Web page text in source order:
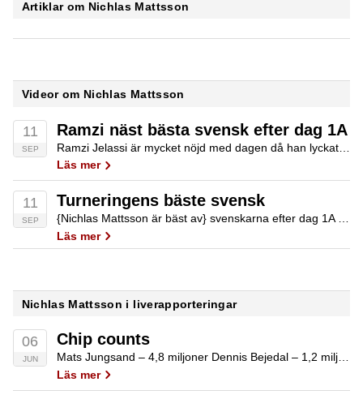
Artiklar om Nichlas Mattsson
Videor om Nichlas Mattsson
11
SEP
Ramzi näst bästa svensk efter dag 1A
Läs mer
11
SEP
Turneringens bäste svensk
{Nichlas Mattsson är bäst av} svenskarna efter dag 1A med runt 70k som han tar med sig till fredagens dag 2.
Läs mer
Nichlas Mattsson i liverapporteringar
06
JUN
Chip counts
Mats Jungsand – 4,8 miljoner Dennis Bejedal – 1,2 miljoner Nichlas Mattsson – 0,48 miljoner
Läs mer